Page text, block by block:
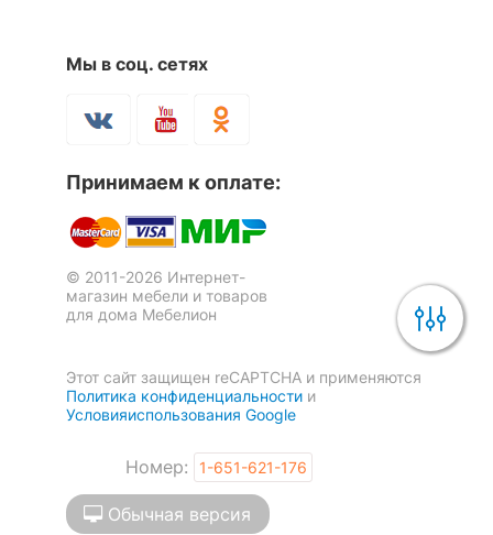
Мы в соц. сетях
Принимаем к оплате:
© 2011-2026 Интернет-
магазин мебели и товаров
для дома Мебелион
Этот сайт защищен reCAPTCHA и применяются
Политика конфиденциальности и
Условияиспользования Google
Номер: 1-651-621-176
Обычная версия